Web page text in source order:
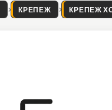
КРЕПЕЖ КРЕПЕЖ